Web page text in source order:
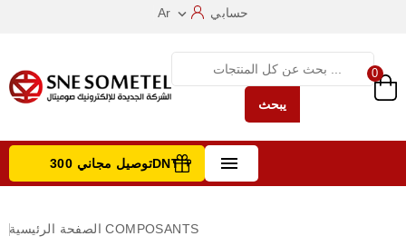
Ar  حسابي
يبحث
0
 توصيل مجاني 300DNT +
الصفحة الرئيسية COMPOSANTS